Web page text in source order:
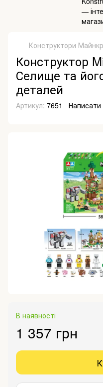
Конструктори
Конструктор
Селище та
деталей
Артикул: 7651 Написати
В наявності
1 357 грн